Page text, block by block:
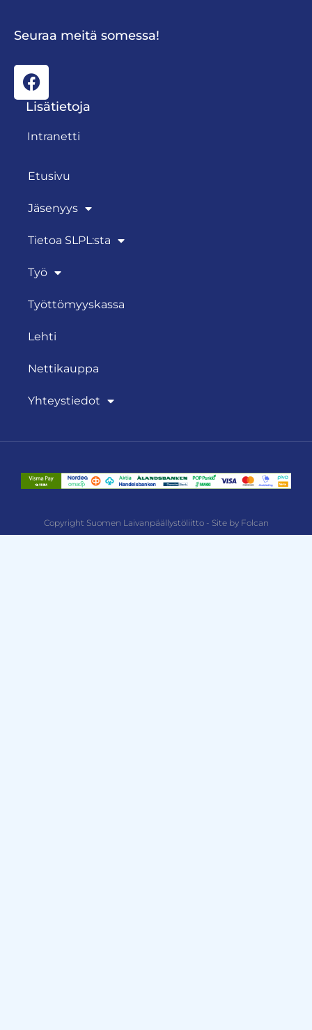
Seuraa meitä somessa!
Lisätietoja
Intranetti
Etusivu
Jäsenyys
Tietoa SLPL:sta
Työ
Työttömyyskassa
Lehti
Nettikauppa
Yhteystiedot
Copyright Suomen Laivanpäällystöliitto - Site by Folcan